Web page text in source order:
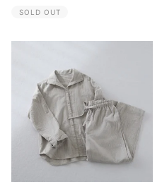
SOLD OUT